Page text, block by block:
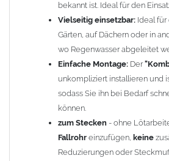
für verschiedene Anwendungen
oder Toilettenspülung genutzt
Wasserverbrauch reduziert.
2. Vermeidung von
Laubfang verhindert, dass Blätter
Verunreinigungen in das Fallrohr
Risiko von Verstopfungen im
3. Einfache Wartung:Die
Wassersammlerermöglicht eine
Reinigung, da derLaubfangleicht
bekannt ist. Ideal für den
Vielseitig einsetzbar: Ideal für
Gärten, auf Dächern oder in
wo Regenwasser abgeleitet
Einfache Montage: Der
unkompliziert installieren und
sodass Sie ihn bei Bedarf
können.
zum Stecken - ohne
Fallrohr einzufügen, keine
Reduzierungen oder